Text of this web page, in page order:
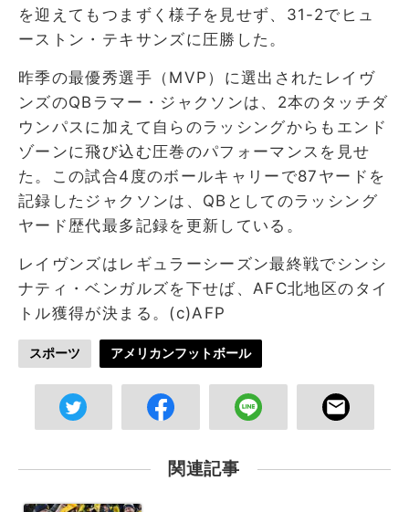
を迎えてもつまずく様子を見せず、31-2でヒュ
ーストン・テキサンズに圧勝した。
昨季の最優秀選手（MVP）に選出されたレイヴ
ンズのQBラマー・ジャクソンは、2本のタッチダ
ウンパスに加えて自らのラッシングからもエンド
ゾーンに飛び込む圧巻のパフォーマンスを見せ
た。この試合4度のボールキャリーで87ヤードを
記録したジャクソンは、QBとしてのラッシング
ヤード歴代最多記録を更新している。
レイヴンズはレギュラーシーズン最終戦でシンシ
ナティ・ベンガルズを下せば、AFC北地区のタイ
トル獲得が決まる。(c)AFP
スポーツ アメリカンフットボール
関連記事